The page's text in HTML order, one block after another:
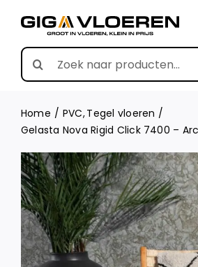
content
Search
for:
Home PVC Tegel vloeren
Gelasta Nova Rigid Click 7400 –